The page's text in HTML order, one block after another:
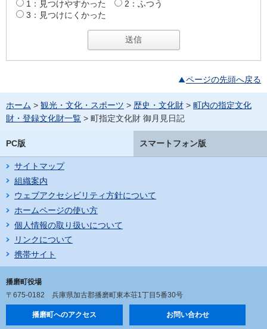
1：見つけやすかった
2：ふつう
3：見つけにくかった
ページの先頭へ戻る
ホーム > 観光・文化・スポーツ > 歴史・文化財 > 町内の指定文化
財・登録文化財一覧 > 町指定文化財 御月見日記
PC版 スマートフォン版
サイトマップ
組織案内
ウェブアクセシビリティ方針について
ホームページの使い方
個人情報の取り扱いについて
リンクについて
携帯サイト
播磨町役場
〒675-0182 兵庫県加古郡播磨町東本荘1丁目5番30号
播磨町へのアクセス お問い合わせ